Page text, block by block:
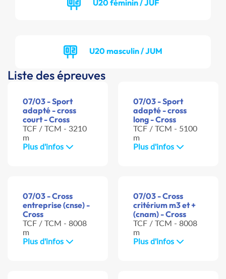
U20 féminin / JUF
U20 masculin / JUM
Liste des épreuves
07/03 - Sport
adapté - cross
court - Cross
TCF / TCM - 3210
m
Plus d'infos
07/03 - Sport
adapté - cross
long - Cross
TCF / TCM - 5100
m
Plus d'infos
07/03 - Cross
entreprise (cnse) -
Cross
TCF / TCM - 8008
m
Plus d'infos
07/03 - Cross
critérium m3 et +
(cnam) - Cross
TCF / TCM - 8008
m
Plus d'infos